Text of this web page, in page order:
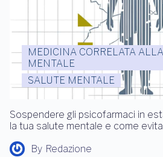
MEDICINA CORRELATA
MENTALE
SALUTE MENTALE
Sospendere gli psicofarmaci in
la tua salute mentale e come
By Redazione